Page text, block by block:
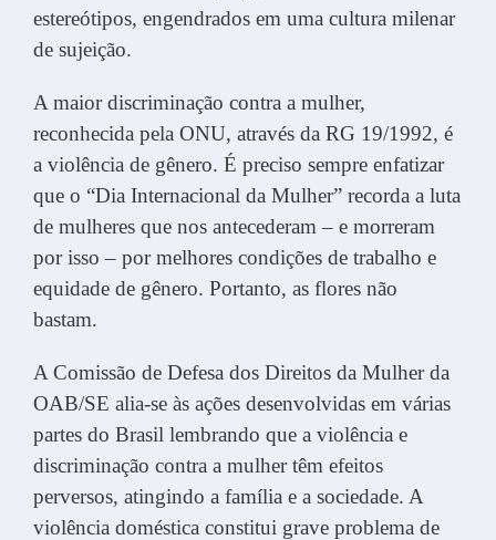
estereótipos, engendrados em uma cultura milenar
de sujeição.
A maior discriminação contra a mulher,
reconhecida pela ONU, através da RG 19/1992, é
a violência de gênero. É preciso sempre enfatizar
que o “Dia Internacional da Mulher” recorda a luta
de mulheres que nos antecederam – e morreram
por isso – por melhores condições de trabalho e
equidade de gênero. Portanto, as flores não
bastam.
A Comissão de Defesa dos Direitos da Mulher da
OAB/SE alia-se às ações desenvolvidas em várias
partes do Brasil lembrando que a violência e
discriminação contra a mulher têm efeitos
perversos, atingindo a família e a sociedade. A
violência doméstica constitui grave problema de